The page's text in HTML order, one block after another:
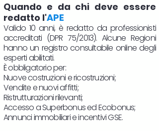
Quando e da chi deve essere
redatto l'APE
Valido 10 anni, è redatto da professionisti
accreditati (DPR 75/2013). Alcune Regioni
hanno un registro consultabile online degli
esperti abilitati.
È obbligatorio per:
Nuove costruzioni e ricostruzioni;
Vendite e nuovi affitti;
Ristrutturazioni rilevanti;
Accesso a Superbonus ed Ecobonus;
Annunci immobiliari e incentivi GSE.